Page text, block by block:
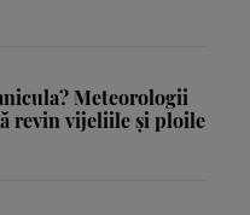
Meteorologii
revin vijeliile și ploile